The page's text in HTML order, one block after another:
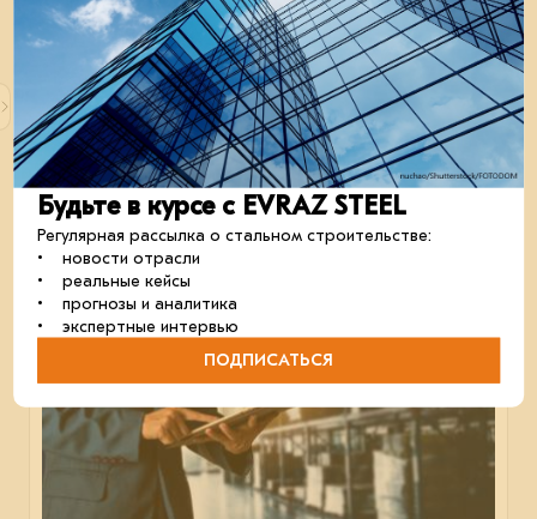
В поисках оптимального решения
При типизированном строительстве очень важны
детали. Конфигуратор BOX EXPRESS поможет
упростить выбор.
строительство посчитаем сервисы кейсы
30 августа 2023
Будьте в курсе с EVRAZ STEEL
Регулярная рассылка о стальном строительстве:
• новости отрасли
• реальные кейсы
• прогнозы и аналитика
• экспертные интервью
ПОДПИСАТЬСЯ